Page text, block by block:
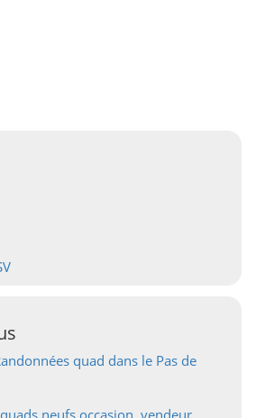
quad dans le Pas de
neufs occasion, vendeur